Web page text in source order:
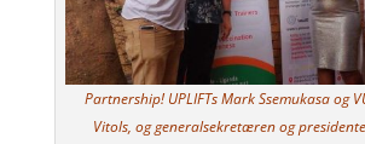
Partnership! UPLIFTs Mark Ssemukasa og
Vitols, og generalsekretæren og